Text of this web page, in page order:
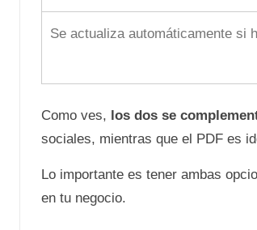
Se actualiza automáticamente si
Como ves, los dos se
sociales, mientras que el PDF es
Lo importante es tener ambas
en tu negocio.